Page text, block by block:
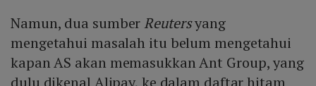
Namun, dua sumber Reutersyang
mengetahui masalah itu belum mengetahui
kapan AS akan memasukkan Ant Group, yang